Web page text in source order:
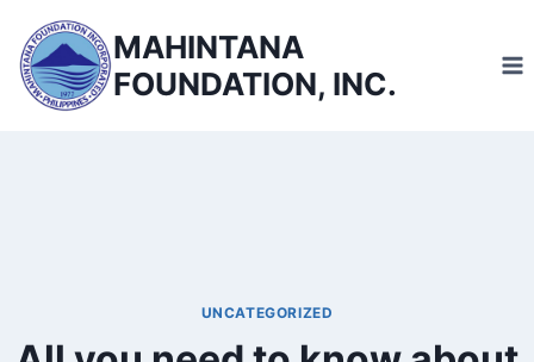
content
MAHINTANA
FOUNDATION, INC.
UNCATEGORIZED